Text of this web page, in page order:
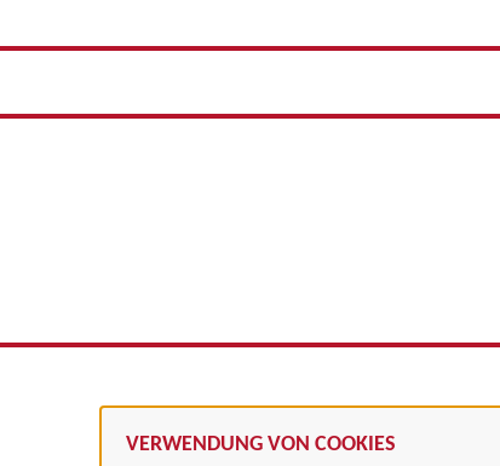
VERWENDUNG VON COOKIES